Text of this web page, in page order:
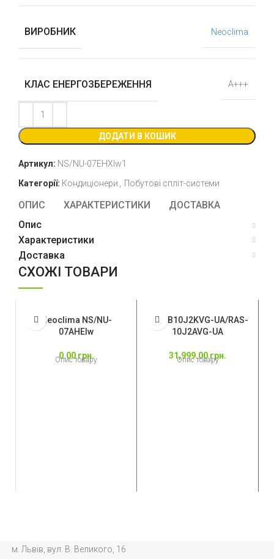
ВИРОБНИК Neoclima
КЛАС ЕНЕРГОЗБЕРЕЖЕННЯ А+++
ДОДАТИ В КОШИК
Артикул: NS/NU-07EHXIw1
Категорії: Кондиціонери Побутові спліт-системи
ОПИС ХАРАКТЕРИСТИКИ
ДОСТАВКА
Опис
Характеристики
Доставка
СХОЖІ ТОВАРИ
Neoclima NS/NU-
07AHEIw
0.00 грн.
Опис товару
RAS-B10J2KVG-UA/RAS-
10J2AVG-UA
31,999.00 грн.
Опис товару
м. Львів, вул. В. Великого, 16